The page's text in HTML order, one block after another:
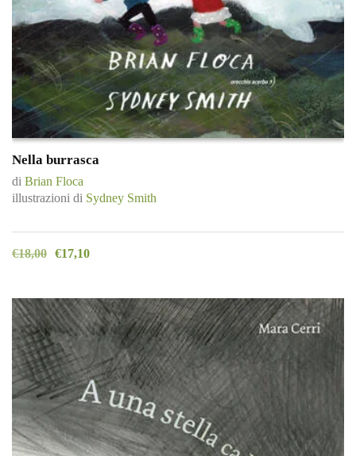
Nella burrasca
di Brian Floca
illustrazioni di Sydney Smith
€18,00 €17,10